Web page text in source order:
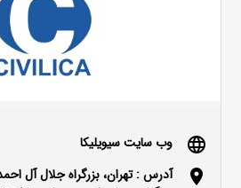
language وب سایت سیویلیکا
location_on
آدرس : تهران، بزرگراه جلال آل